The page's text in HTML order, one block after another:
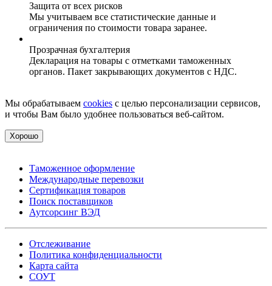
Защита от всех рисков
Мы учитываем все статистические данные и
ограничения по стоимости товара заранее.
Прозрачная бухгалтерия
Декларация на товары с отметками таможенных
органов. Пакет закрывающих документов с НДС.
Мы обрабатываем cookies с целью персонализации сервисов,
и чтобы Вам было удобнее пользоваться веб-сайтом.
Хорошо
Таможенное оформление
Международные перевозки
Сертификация товаров
Поиск поставщиков
Аутсорсинг ВЭД
Отслеживание
Политика конфиденциальности
Карта сайта
СОУТ